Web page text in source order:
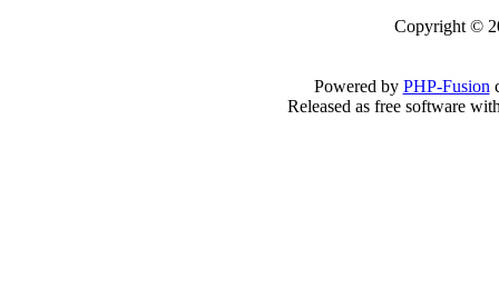
Copyright ©
Powered by PHP-Fusion
Released as free software